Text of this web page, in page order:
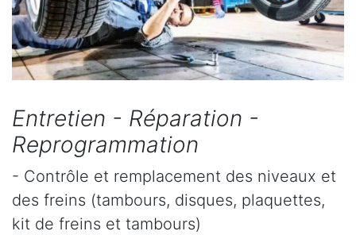
Entretien - Réparation -
Reprogrammation
- Contrôle et remplacement des niveaux et
des freins (tambours, disques, plaquettes,
kit de freins et tambours)